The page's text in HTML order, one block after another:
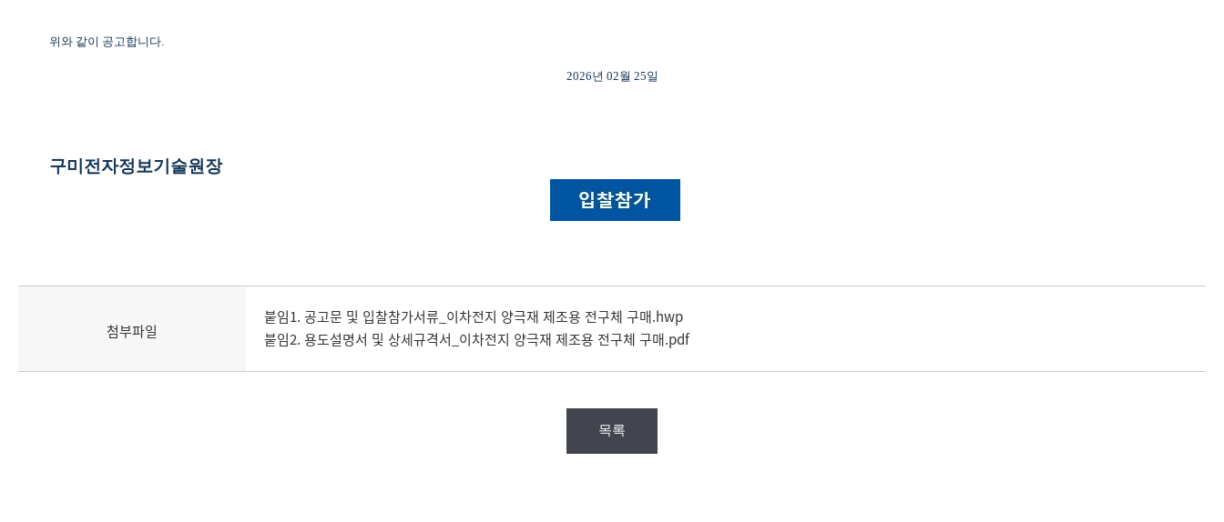
위와 같이 공고합니다
2026년 02월 25일
구미전자정보기술원장
첨부파일
붙임1. 공고문 및 입찰참가서류_이차전지 양극재 제조용 전구체 구매.hwp
붙임2. 용도설명서 및 상세규격서_이차전지 양극재 제조용 전구체 구매.pdf
목록